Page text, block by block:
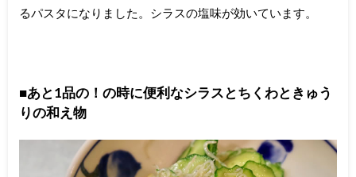
るパスタになりました。シラスの塩味が効いています。
■あと1品の！の時に便利なシラスとちくわときゅう
りの和え物